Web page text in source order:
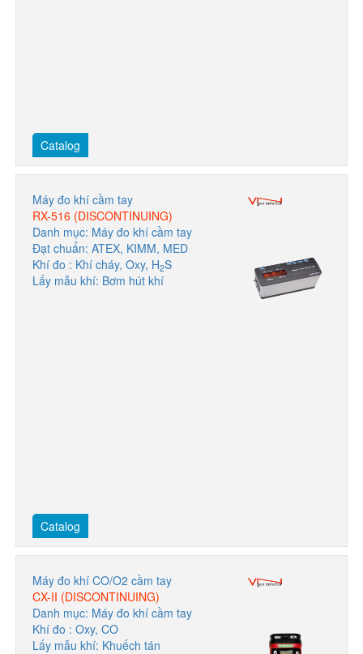
Catalog
Máy đo khí cầm tay
RX-516 (DISCONTINUING)
Danh mục: Máy đo khí cầm tay
Đạt chuẩn: ATEX, KIMM, MED
Khí đo : Khí cháy, Oxy, H2S
Lấy mẫu khí: Bơm hút khí
Catalog
Máy đo khí CO/O2 cầm tay
CX-II (DISCONTINUING)
Danh mục: Máy đo khí cầm tay
Khí đo : Oxy, CO
Lấy mẫu khí: Khuếch tán